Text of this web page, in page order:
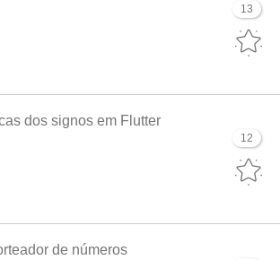
13
12
dos signos em Flutter
de números